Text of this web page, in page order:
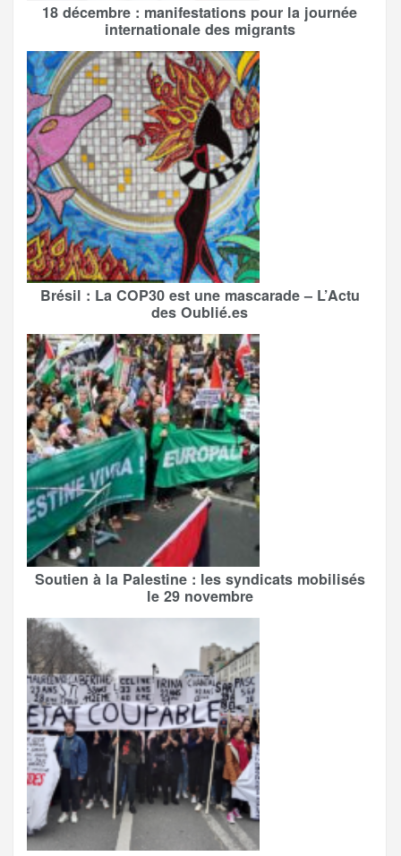
18 décembre : manifestations pour la journée
internationale des migrants
Brésil : La COP30 est une mascarade – L’Actu
des Oublié.es
Soutien à la Palestine : les syndicats mobilisés
le 29 novembre